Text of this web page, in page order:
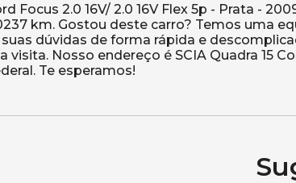
Focus 2.0 16V/ 2.0 16V Flex 5p - Prata -
km. Gostou deste carro? Temos uma
dúvidas de forma rápida e
visita. Nosso endereço é SCIA Quadra 15